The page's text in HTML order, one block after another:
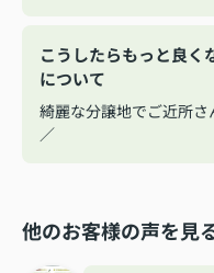
こうしたらもっと良く
について
綺麗な分譲地でご近所
／
他のお客様の声を見